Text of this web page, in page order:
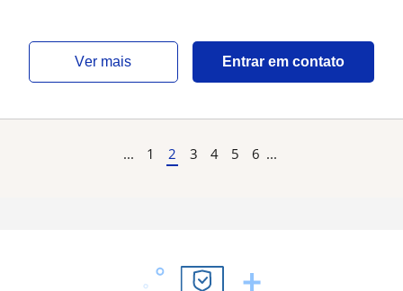
ver mais Entrar em contato
... 1 2 3 4 5 6 ...